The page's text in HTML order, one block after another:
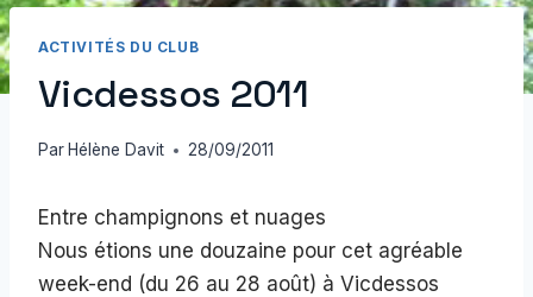
ACTIVITÉS DU CLUB
Vicdessos 2011
Par Hélène Davit 28/09/2011
Entre champignons et nuages
Nous étions une douzaine pour cet agréable
week-end (du 26 au 28 août) à Vicdessos